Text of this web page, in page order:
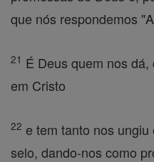
que nós respondemos
21 É Deus quem nos
em Cristo
22 e tem tanto nos
selo, dando-nos como